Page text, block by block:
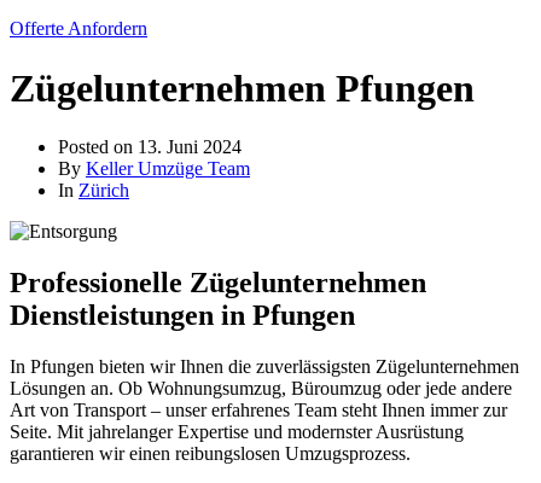
Offerte Anfordern
Zügelunternehmen Pfungen
Posted on 13. Juni 2024
By Keller Umzüge Team
In Zürich
Professionelle Zügelunternehmen
Dienstleistungen in Pfungen
In Pfungen bieten wir Ihnen die zuverlässigsten Zügelunternehmen
Lösungen an. Ob Wohnungsumzug, Büroumzug oder jede andere
Art von Transport – unser erfahrenes Team steht Ihnen immer zur
Seite. Mit jahrelanger Expertise und modernster Ausrüstung
garantieren wir einen reibungslosen Umzugsprozess.